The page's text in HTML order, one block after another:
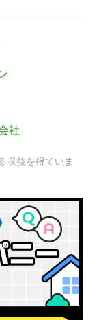
社
収益を得ていま